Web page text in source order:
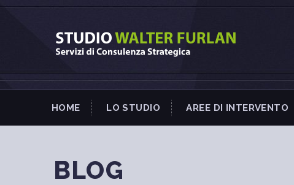
HOME LO STUDIO AREE DI INTERVENTO
BLOG